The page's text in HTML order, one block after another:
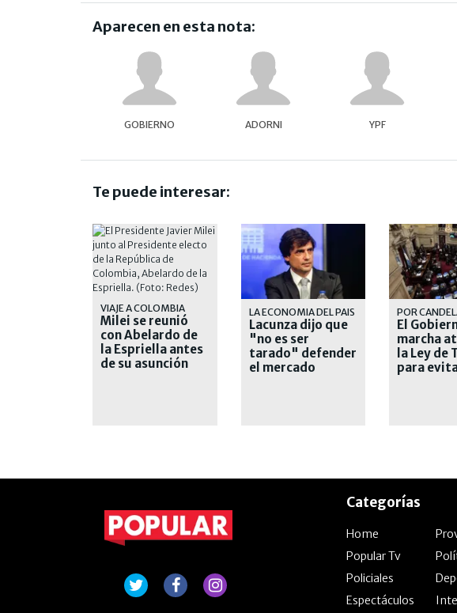
Aparecen en esta nota:
GOBIERNO ADORNI YPF
Te puede interesar:
VIAJE A COLOMBIA
Milei se reunió
con Abelardo de
la Espriella antes
de su asunción
LA ECONOMIA DEL PAIS
Lacunza dijo que
"no es ser
tarado" defender
el mercado
El
marcha
la Ley de
para
Categorías
Home
Popular Tv
Policiales
Espectáculos